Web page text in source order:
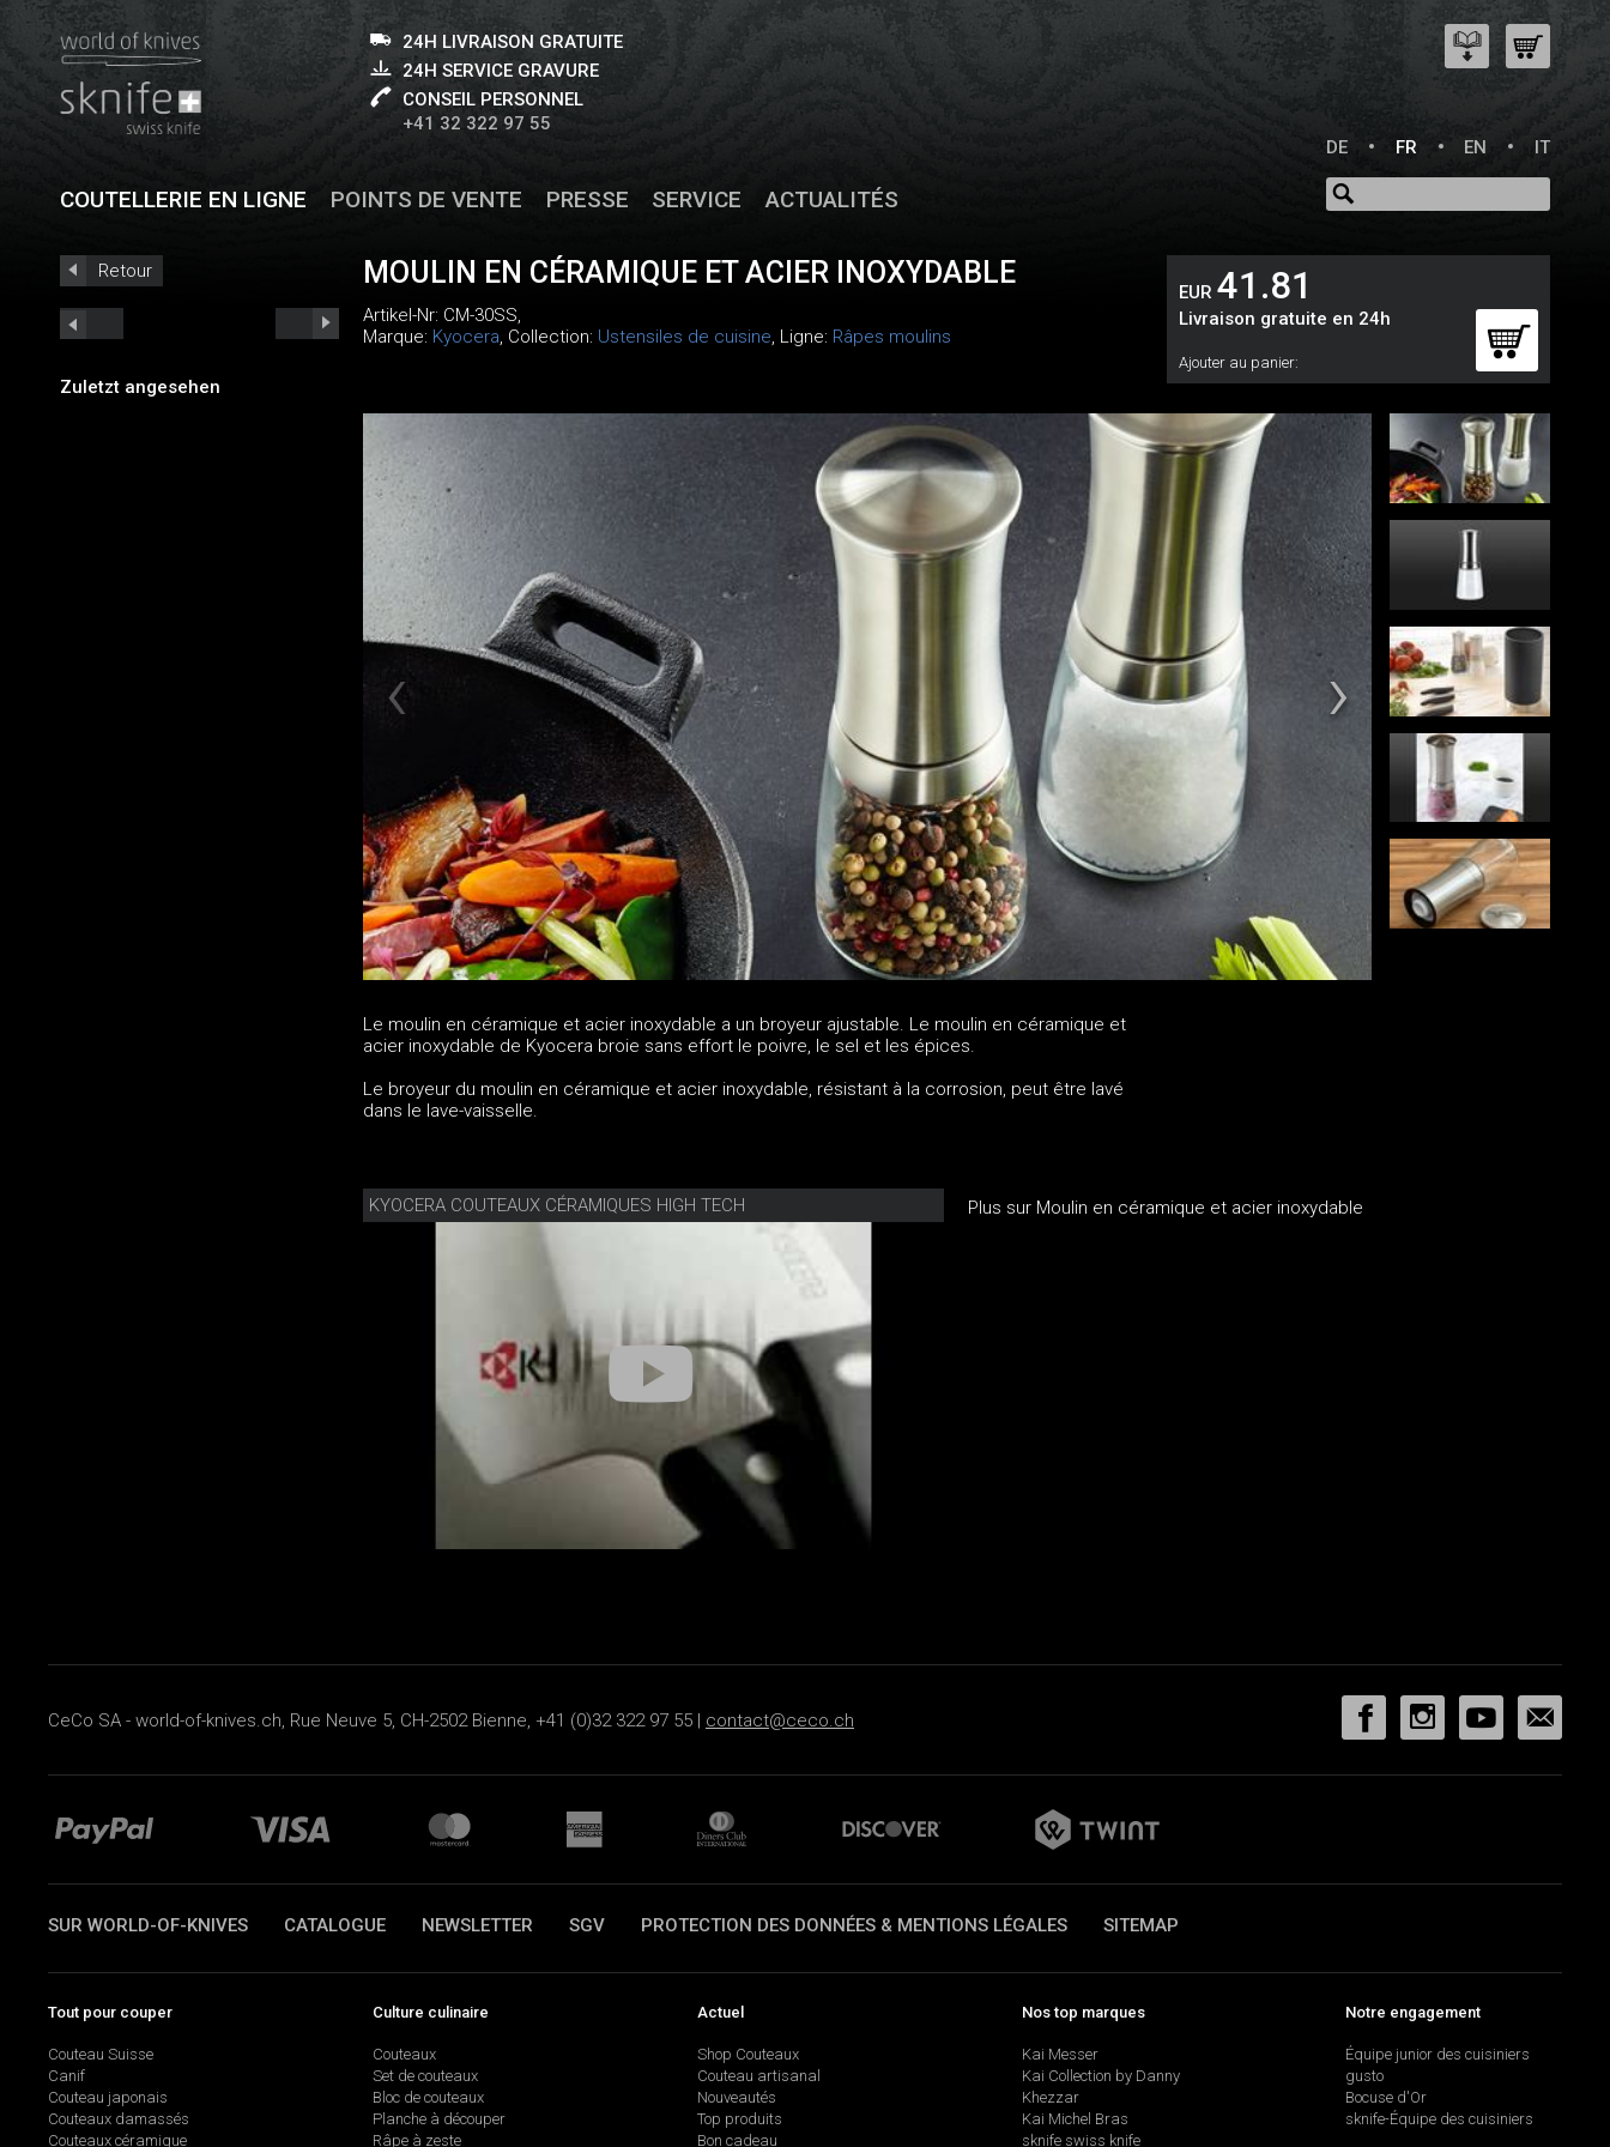
24H LIVRAISON GRATUITE
24H SERVICE GRAVURE
CONSEIL PERSONNEL
+41 32 322 97 55
DE
FR EN IT
COUTELLERIE EN LIGNE POINTS DE VENTE PRESSE SERVICE ACTUALITÉS
Retour
Zuletzt angesehen
MOULIN EN CÉRAMIQUE ET ACIER INOXYDABLE
Artikel-Nr: CM-30SS,
Marque: Kyocera, Collection: Ustensiles de cuisine, Ligne: Râpes moulins
EUR 41.81
Livraison gratuite en 24h
Ajouter au panier:
Le moulin en céramique et acier inoxydable a un broyeur ajustable. Le moulin en céramique et
acier inoxydable de Kyocera broie sans effort le poivre, le sel et les épices.
Le broyeur du moulin en céramique et acier inoxydable, résistant à la corrosion, peut être lavé
dans le lave-vaisselle.
KYOCERA COUTEAUX CÉRAMIQUES HIGH TECH Plus sur Moulin en céramique et acier inoxydable
CeCo SA - world-of-knives.ch, Rue Neuve 5, CH-2502 Bienne, +41 (0)32 322 97 55 | contact@ceco.ch
SUR WORLD-OF-KNIVES CATALOGUE NEWSLETTER SGV PROTECTION DES DONNÉES & MENTIONS LÉGALES SITEMAP
Tout pour couper
Couteau Suisse
Canif
Couteau japonais
Couteaux damassés
Couteaux céramique
Culture culinaire
Couteaux
Set de couteaux
Bloc de couteaux
Planche à découper
Râpe à zeste
Actuel
Shop Couteaux
Couteau artisanal
Nouveautés
Top produits
Bon cadeau
Nos top marques
Kai Messer
Kai Collection by Danny
Khezzar
Kai Michel Bras
sknife swiss knife
Notre engagement
Équipe junior des cuisiniers
gusto
Bocuse d'Or
sknife-Équipe des cuisiniers